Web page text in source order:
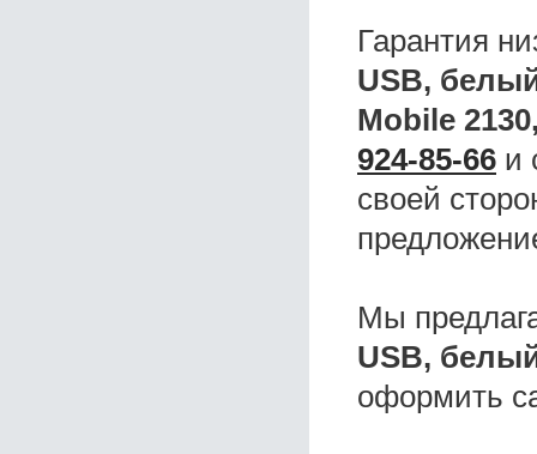
Гарантия
USB,
Mobile
924-85-66 и
своей
Мы
USB,
оформить